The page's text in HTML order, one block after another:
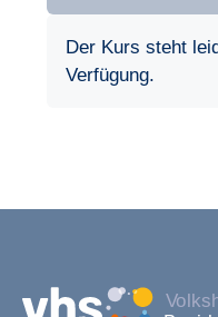
Der Kurs steht
Verfügung.